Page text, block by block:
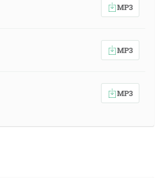
MP3
MP3
MP3